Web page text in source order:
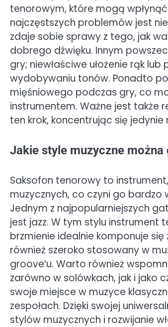
tenorowym, które mogą
najczęstszych problemów jest
zdaje sobie sprawy z tego, jak
dobrego dźwięku. Innym
gry; niewłaściwe ułożenie rąk
wydobywaniu tonów. Ponadto
mięśniowego podczas gry, co
instrumentem. Ważne jest także
ten krok, koncentrując się
Jakie style muzyczne
Saksofon tenorowy to
muzycznych, co czyni go
Jednym z najpopularniejszych
jest jazz. W tym stylu instrument
brzmienie idealnie komponuje
również szeroko stosowany w
groove’u. Warto również
zarówno w solówkach, jak i jako
swoje miejsce w muzyce
zespołach. Dzięki swojej
stylów muzycznych i rozwijanie